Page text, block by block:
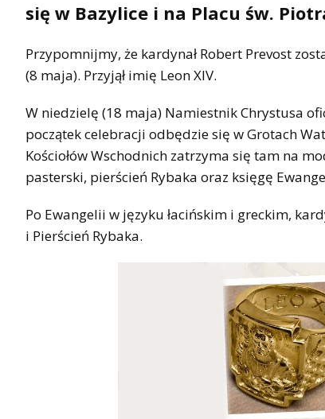
się w Bazylice i na Placu św.
Przypomnijmy, że kardynał Robert Prevost
(8 maja). Przyjął imię Leon XIV.
W niedzielę (18 maja) Namiestnik Chrystusa
początek celebracji odbędzie się w Grotach
Kościołów Wschodnich zatrzyma się tam na
pasterski, pierścień Rybaka oraz księgę
Po Ewangelii w języku łacińskim i greckim,
i Pierścień Rybaka.